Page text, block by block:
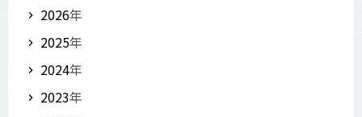
2026年
2025年
2024年
2023年